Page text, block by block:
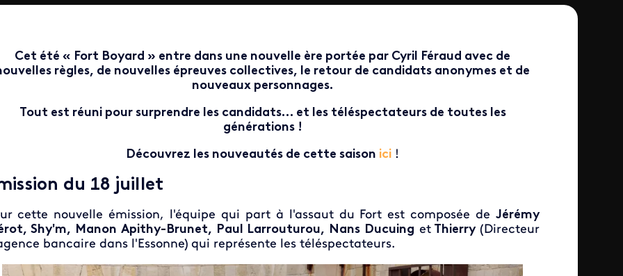
Cet été « Fort Boyard » entre dans une nouvelle ère portée par Cyril Féraud avec de
règles, de nouvelles épreuves collectives, le retour de candidats anonymes et de
nouveaux personnages.
Tout est réuni pour surprendre les candidats… et les téléspectateurs de toutes les
générations !
Découvrez les nouveautés de cette saison ici !
du 18 juillet
cette nouvelle émission, l'équipe qui part à l'assaut du Fort est composée de Jérémy
Shy'm, Manon Apithy-Brunet, Paul Larrouturou, Nans Ducuing etThierry (Directeur
bancaire dans l'Essonne) qui représente les téléspectateurs.